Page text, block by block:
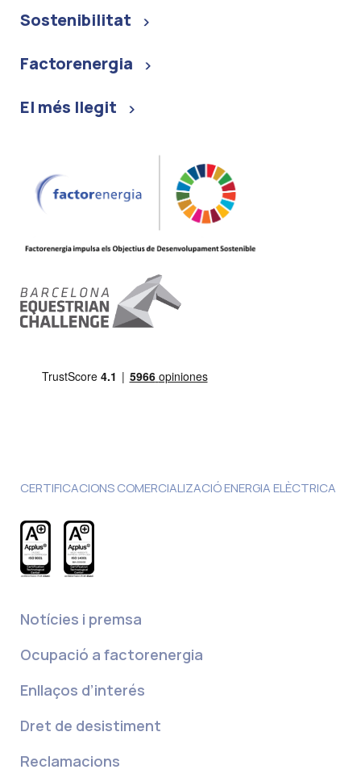
Sostenibilitat
Factorenergia
El més llegit
CERTIFICACIONS COMERCIALIZACIÓ ENERGIA ELÈCTRICA
Notícies i premsa
Ocupació a factorenergia
Enllaços d’interés
Dret de desistiment
Reclamacions